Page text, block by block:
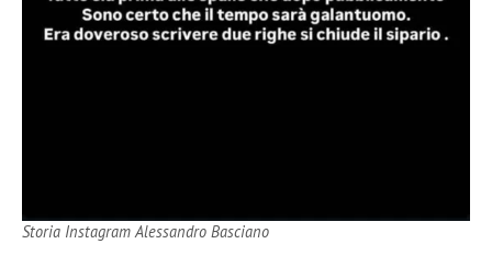
Storia Instagram Alessandro Basciano